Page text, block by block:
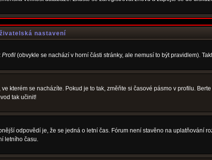
nastavení
Profil (obvykle se nachází v horní části stránky, ale nemusí to být pravidlem).
kterém se nacházíte. Pokud je to tak, změňte si časové pásmo v profilu.
tak učinit!
odpovědí je, že se jedná o letní čas. Fórum není stavěno na uplatňování
letního času.